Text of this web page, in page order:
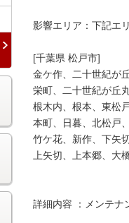
影響エリア：下記エ
[千葉県 松戸市]
金ケ作、二十世紀が
栄町、二十世紀が丘
根木内、根本、東松
本町、日暮、北松戸
竹ケ花、新作、下矢
上矢切、上本郷、大
詳細内容 ：メンテナ